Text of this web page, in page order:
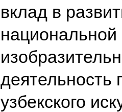
вклад в
национальной
деятельность
узбекского